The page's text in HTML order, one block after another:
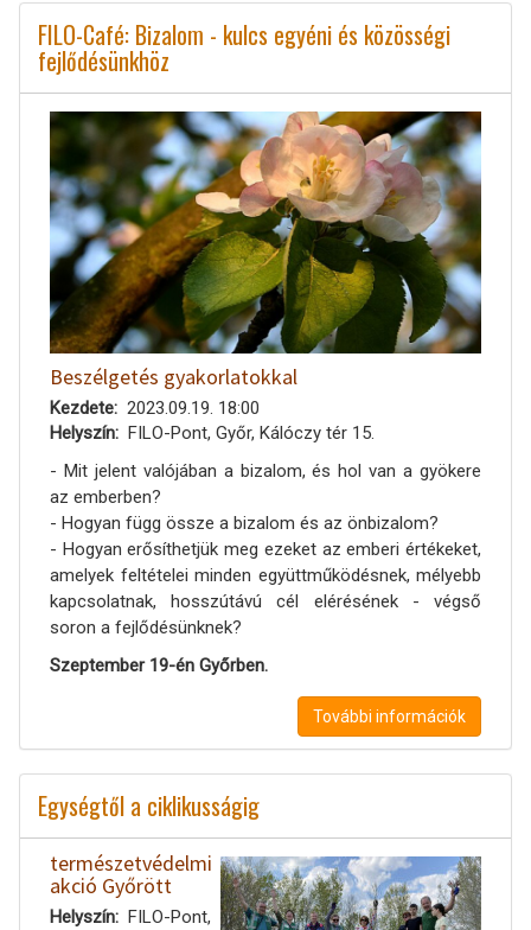
FILO-Café: Bizalom - kulcs egyéni és közösségi
fejlődésünkhöz
Beszélgetés gyakorlatokkal
Kezdete
2023.09.19. 18:00
Helyszín
FILO-Pont, Győr, Kálóczy tér 15.
- Mit jelent valójában a bizalom, és hol van a gyökere
az emberben?
- Hogyan függ össze a bizalom és az önbizalom?
- Hogyan erősíthetjük meg ezeket az emberi értékeket,
amelyek feltételei minden együttműködésnek, mélyebb
kapcsolatnak, hosszútávú cél elérésének - végső
soron a fejlődésünknek?
Szeptember 19-én Győrben.
További információk
Egységtől a ciklikusságig
természetvédelmi
akció Győrött
Helyszín
FILO-Pont,